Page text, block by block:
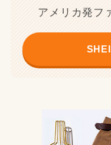
アメリカ発フ